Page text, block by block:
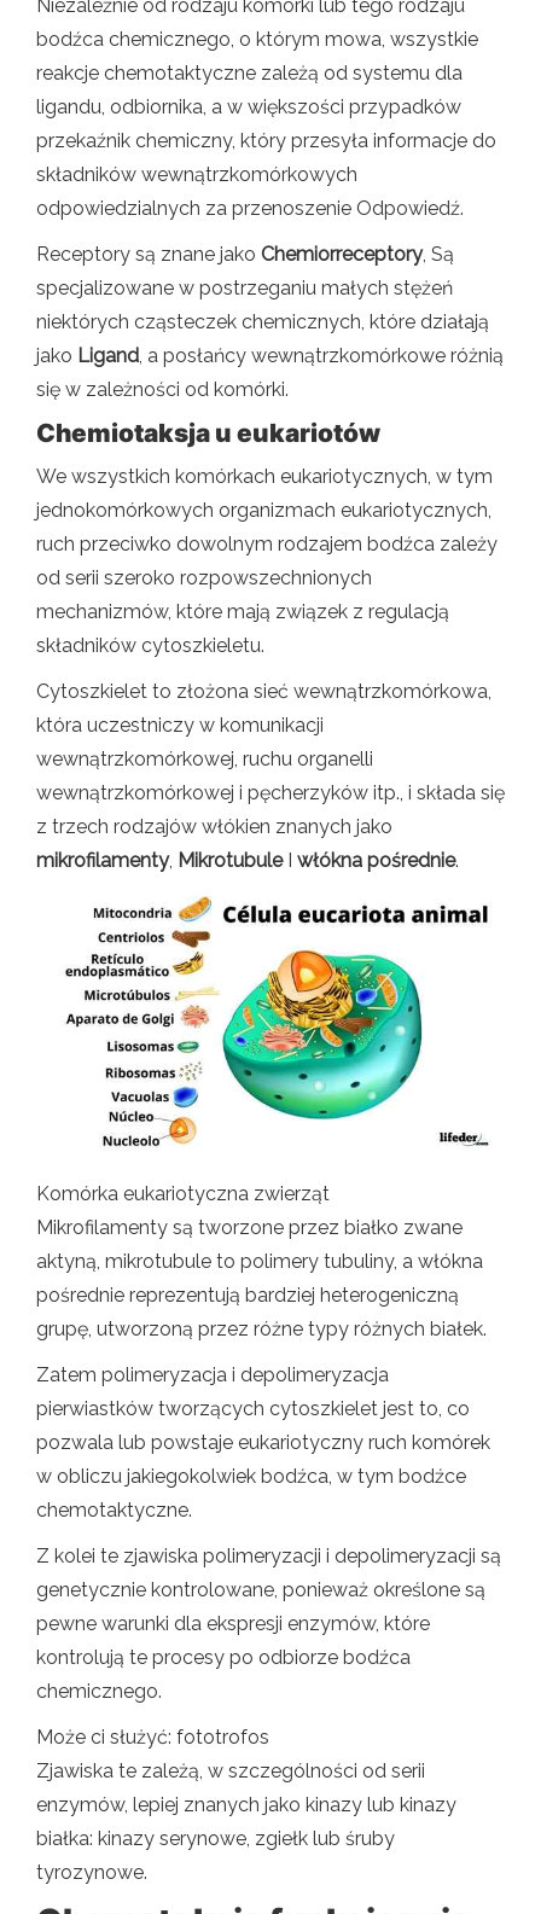
Niezależnie od rodzaju komórki lub tego rodzaju
bodźca chemicznego, o którym mowa, wszystkie
reakcje chemotaktyczne zależą od systemu dla
ligandu, odbiornika, a w większości przypadków
przekaźnik chemiczny, który przesyła informacje do
składników wewnątrzkomórkowych
odpowiedzialnych za przenoszenie Odpowiedź.
Receptory są znane jako Chemiorreceptory, Są
specjalizowane w postrzeganiu małych stężeń
niektórych cząsteczek chemicznych, które działają
jako Ligand , a posłańcy wewnątrzkomórkowe różnią
się w zależności od komórki.
Chemiotaksja u eukariotów
We wszystkich komórkach eukariotycznych, w tym
jednokomórkowych organizmach eukariotycznych,
ruch przeciwko dowolnym rodzajem bodźca zależy
od serii szeroko rozpowszechnionych
mechanizmów, które mają związek z regulacją
składników cytoszkieletu.
Cytoszkielet to złożona sieć wewnątrzkomórkowa,
która uczestniczy w komunikacji
wewnątrzkomórkowej, ruchu organelli
wewnątrzkomórkowej i pęcherzyków itp., i składa się
z trzech rodzajów włókien znanych jako
mikrofilamenty, MikrotubuleI włókna pośrednie.
Komórka eukariotyczna zwierząt
Mikrofilamenty są tworzone przez białko zwane
aktyną, mikrotubule to polimery tubuliny, a włókna
pośrednie reprezentują bardziej heterogeniczną
grupę, utworzoną przez różne typy różnych białek.
Zatem polimeryzacja i depolimeryzacja
pierwiastków tworzących cytoszkielet jest to, co
pozwala lub powstaje eukariotyczny ruch komórek
w obliczu jakiegokolwiek bodźca, w tym bodźce
chemotaktyczne.
Z kolei te zjawiska polimeryzacji i depolimeryzacji są
genetycznie kontrolowane, ponieważ określone są
pewne warunki dla ekspresji enzymów, które
kontrolują te procesy po odbiorze bodźca
chemicznego.
Może ci służyć: fototrofos
Zjawiska te zależą, w szczególności od serii
enzymów, lepiej znanych jako kinazy lub kinazy
białka: kinazy serynowe, zgiełk lub śruby
tyrozynowe.